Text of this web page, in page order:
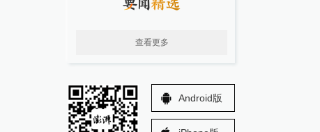
查看更多
Android版